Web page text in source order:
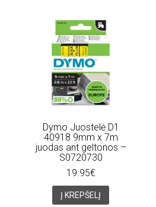
Dymo Juostelė D1
40918 9mm x 7m
juodas ant geltonos –
S0720730
19.95€
Į KREPŠELĮ